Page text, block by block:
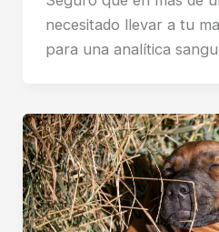
necesitado llevar a tu
para una analítica